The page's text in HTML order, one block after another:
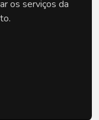
os serviços da